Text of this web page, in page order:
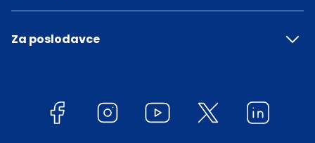
Za poslodavce